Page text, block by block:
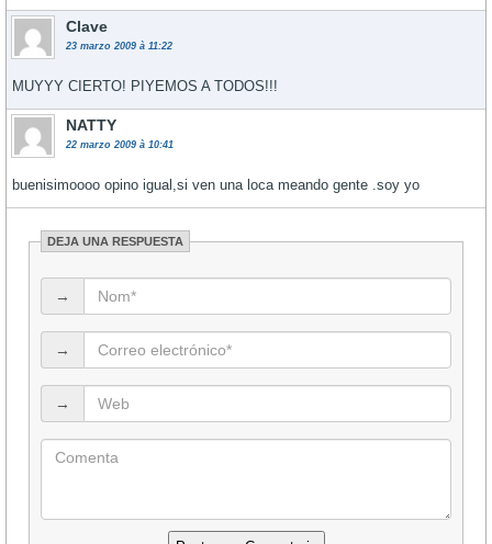
Clave
23 marzo 2009 à 11:22
MUYYY CIERTO! PIYEMOS A TODOS!!!
NATTY
22 marzo 2009 à 10:41
buenisimoooo opino igual,si ven una loca meando gente .soy yo
DEJA UNA RESPUESTA
→
→
→